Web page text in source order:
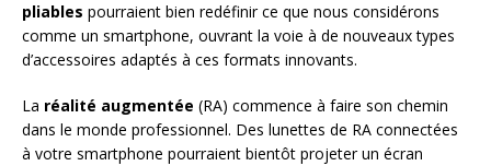
pliables pourraient bien redéfinir ce que nous considérons
comme un smartphone, ouvrant la voie à de nouveaux types
d’accessoires adaptés à ces formats innovants.
La réalité augmentée (RA) commence à faire son chemin
dans le monde professionnel. Des lunettes de RA connectées
à votre smartphone pourraient bientôt projeter un écran